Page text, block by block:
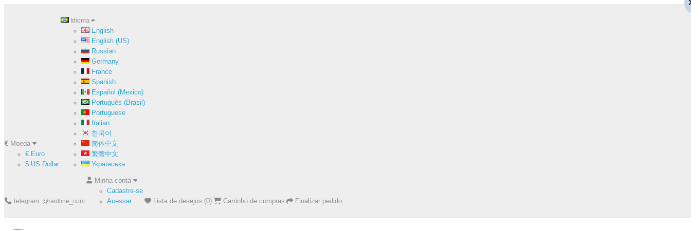
€ Moeda
€ Euro
$ US Dollar
Idioma
English
English (US)
Russian
Germany
France
Spanish
Español (Mexico)
Português (Brasil)
Portuguese
Italian
한국어
简体中文
繁體中文
Українська
Telegram: @raidline_com
Minha conta
Cadastre-se
Acessar
Lista de desejos (0) Carrinho de compras Finalizar pedido